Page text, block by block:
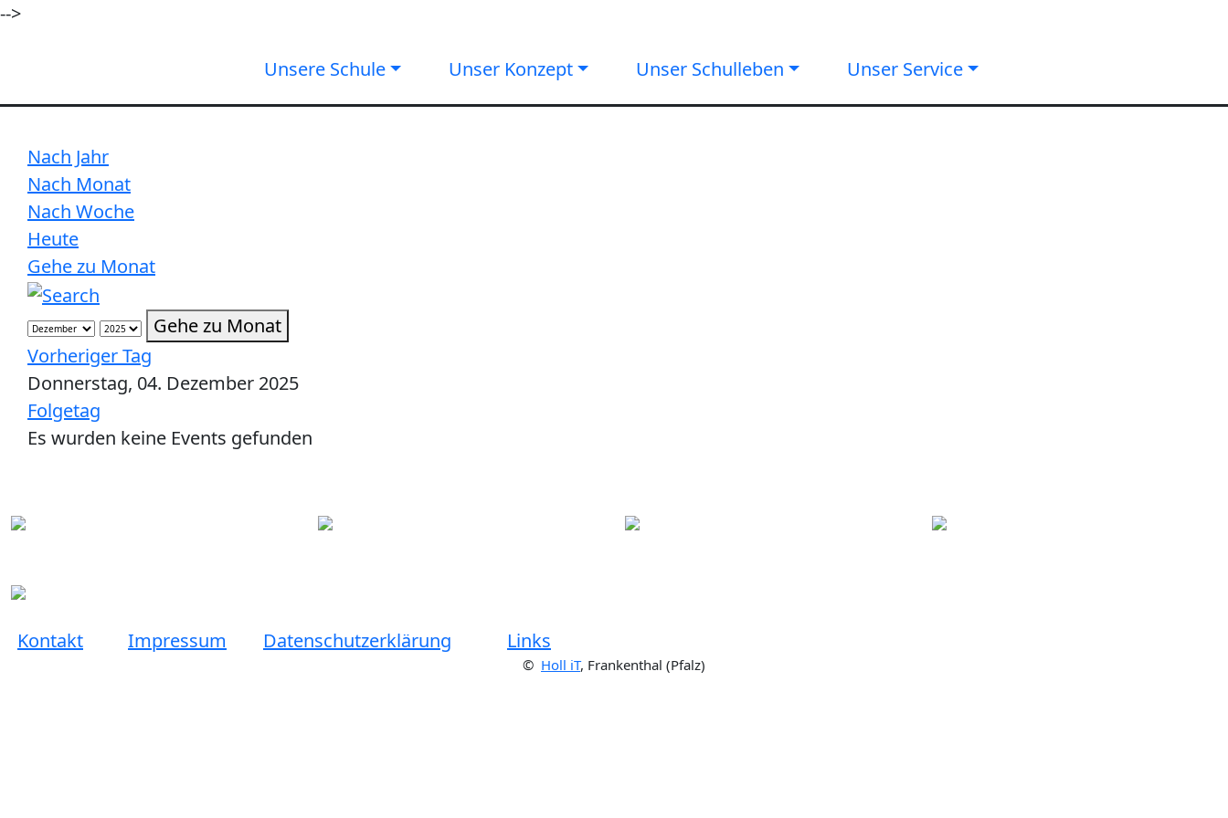
-->
Unsere Schule Unser Konzept Unser Schulleben Unser Service
Nach Jahr
Nach Monat
Nach Woche
Heute
Gehe zu Monat
Gehe zu Monat
Vorheriger Tag
Donnerstag, 04. Dezember 2025
Folgetag
Es wurden keine Events gefunden
Kontakt Impressum Datenschutzerklärung Links
© Holl iT, Frankenthal (Pfalz)